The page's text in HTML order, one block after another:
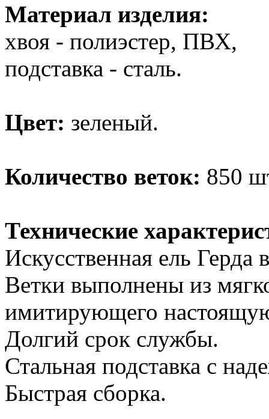
Материал изделия:
хвоя - полиэстер, ПВХ,
подставка - сталь.
Цвет: зеленый.
Количество веток: 850
Технические
Искусственная ель Герда
Ветки выполнены из
имитирующего
Долгий срок службы.
Стальная подставка с
Быстрая сборка.